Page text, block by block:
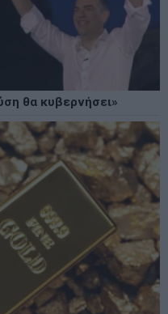
θα κυβερνήσει»